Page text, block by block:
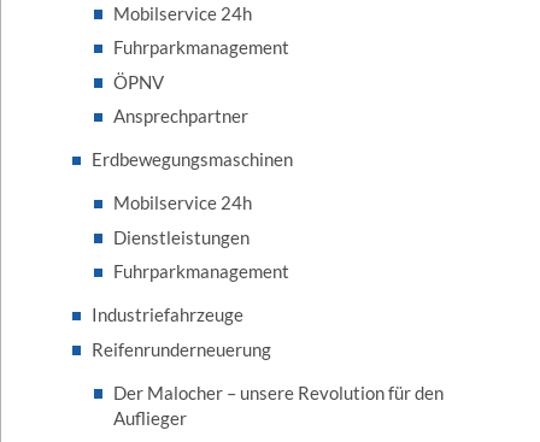
Mobilservice 24h
Fuhrparkmanagement
ÖPNV
Ansprechpartner
Erdbewegungsmaschinen
Mobilservice 24h
Dienstleistungen
Fuhrparkmanagement
Industriefahrzeuge
Reifenrunderneuerung
Der Malocher – unsere Revolution für den
Auflieger